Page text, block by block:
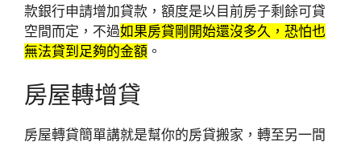
款銀行申請增加貸款，額度是以目前房子剩餘可貸
空間而定，不過如果房貸剛開始還沒多久，恐怕也
無法貸到足夠的金額 。
房屋轉增貸
房屋轉貸簡單講就是幫你的房貸搬家，轉至另一間